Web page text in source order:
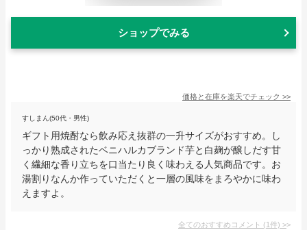
ショップでみる
価格と在庫を楽天でチェック >>
すしまん(50代・男性)
ギフト用焼酎なら飲み応え抜群の一升サイズがおすすめ。し
っかり熟成されたベニハルカブランド芋と白麹が醸しだす甘
く繊細な香り立ちを口当たり良く味わえる人気商品です。お
湯割りなんか作っていただくと一層の風味をまろやかに味わ
えますよ。
全てのおすすめコメント (1件) >